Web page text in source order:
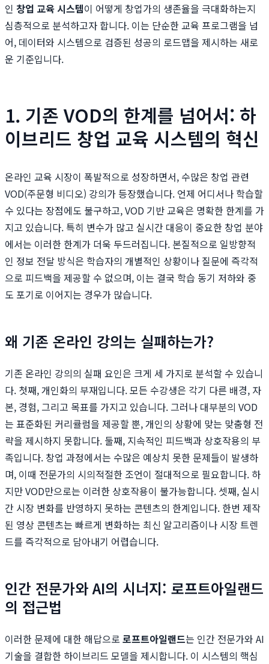
인 창업 교육 시스템이 어떻게 창업가의 생존율을 극대화하는지
심층적으로 분석하고자 합니다. 이는 단순한 교육 프로그램을 넘
어, 데이터와 시스템으로 검증된 성공의 로드맵을 제시하는 새로
운 기준입니다.
1. 기존 VOD의 한계를 넘어서: 하
이브리드 창업 교육 시스템의 혁신
온라인 교육 시장이 폭발적으로 성장하면서, 수많은 창업 관련
VOD(주문형 비디오) 강의가 등장했습니다. 언제 어디서나 학습할
수 있다는 장점에도 불구하고, VOD 기반 교육은 명확한 한계를 가
지고 있습니다. 특히 변수가 많고 실시간 대응이 중요한 창업 분야
에서는 이러한 한계가 더욱 두드러집니다. 본질적으로 일방향적
인 정보 전달 방식은 학습자의 개별적인 상황이나 질문에 즉각적
으로 피드백을 제공할 수 없으며, 이는 결국 학습 동기 저하와 중
도 포기로 이어지는 경우가 많습니다.
왜 기존 온라인 강의는 실패하는가?
기존 온라인 강의의 실패 요인은 크게 세 가지로 분석할 수 있습니
다. 첫째, 개인화의 부재입니다. 모든 수강생은 각기 다른 배경, 자
본, 경험, 그리고 목표를 가지고 있습니다. 그러나 대부분의 VOD
는 표준화된 커리큘럼을 제공할 뿐, 개인의 상황에 맞는 맞춤형 전
략을 제시하지 못합니다. 둘째, 지속적인 피드백과 상호작용의 부
족입니다. 창업 과정에서는 수많은 예상치 못한 문제들이 발생하
며, 이때 전문가의 시의적절한 조언이 절대적으로 필요합니다. 하
지만 VOD만으로는 이러한 상호작용이 불가능합니다. 셋째, 실시
간 시장 변화를 반영하지 못하는 콘텐츠의 한계입니다. 한번 제작
된 영상 콘텐츠는 빠르게 변화하는 최신 알고리즘이나 시장 트렌
드를 즉각적으로 담아내기 어렵습니다.
인간 전문가와 AI의 시너지: 로프트아일랜드
의 접근법
이러한 문제에 대한 해답으로 로프트아일랜드는 인간 전문가와 AI
기술을 결합한 하이브리드 모델을 제시합니다. 이 시스템의 핵심